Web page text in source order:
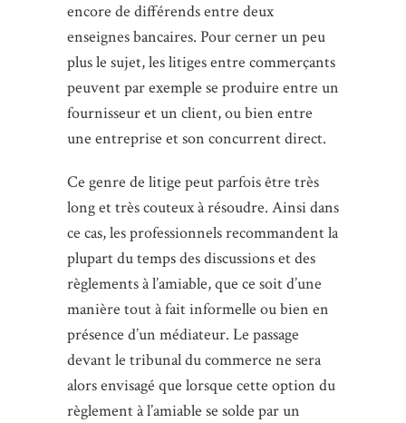
encore de différends entre deux
enseignes bancaires. Pour cerner un peu
plus le sujet, les litiges entre commerçants
peuvent par exemple se produire entre un
fournisseur et un client, ou bien entre
une entreprise et son concurrent direct.
Ce genre de litige peut parfois être très
long et très couteux à résoudre. Ainsi dans
ce cas, les professionnels recommandent la
plupart du temps des discussions et des
règlements à l’amiable, que ce soit d’une
manière tout à fait informelle ou bien en
présence d’un médiateur. Le passage
devant le tribunal du commerce ne sera
alors envisagé que lorsque cette option du
règlement à l’amiable se solde par un